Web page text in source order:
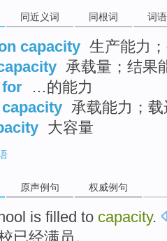
同近义词 同根词 词
capacity 生产能力
承载量；结果
…的能力
承载能力；
大容量
原声例句 权威例句
is filled to capacity.
已经满员 。